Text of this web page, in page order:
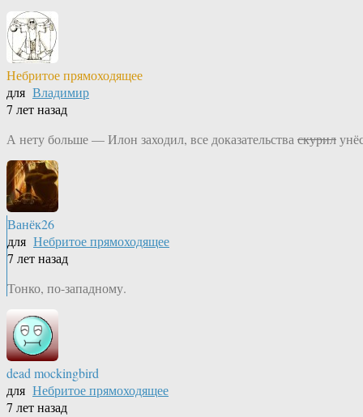
Небритое прямоходящее
для Владимир
7 лет назад
А нету больше — Илон заходил, все доказательстваскурил
Ванёк26
для Небритое прямоходящее
7 лет назад
Тонко, по-западному.
dead mockingbird
для Небритое прямоходящее
7 лет назад